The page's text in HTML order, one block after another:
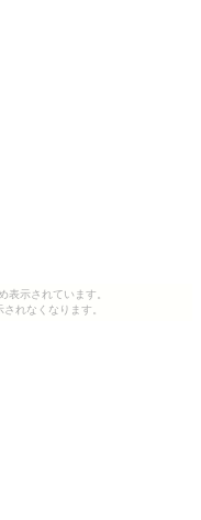
表示されています。
れなくなります。